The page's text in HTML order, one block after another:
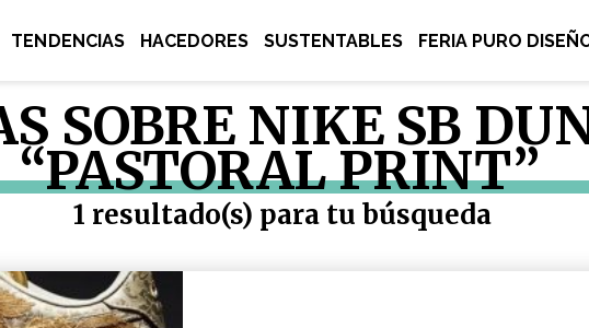
TENDENCIAS HACEDORES SUSTENTABLES FERIA PURO
SOBRE NIKE SB
“PASTORAL PRINT”
1 resultado(s) para tu búsqueda